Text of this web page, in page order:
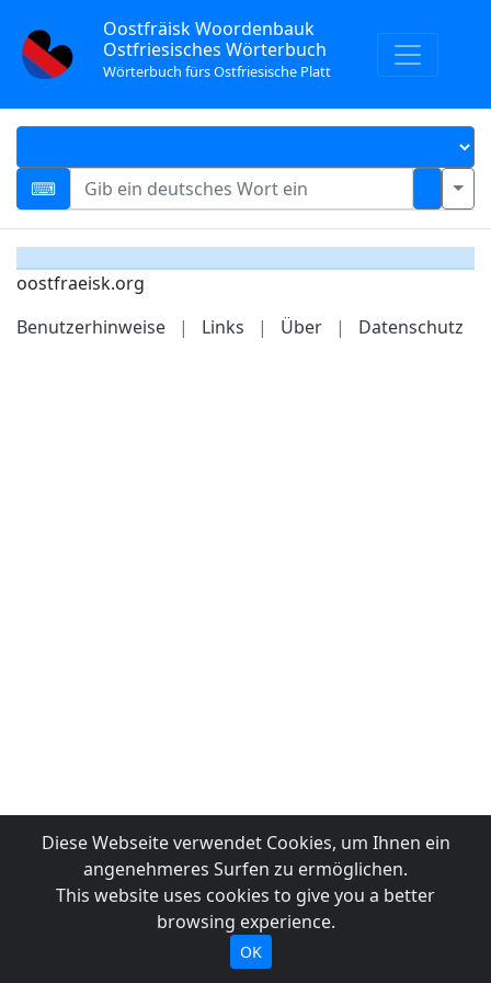
Oostfräisk Woordenbauk
Ostfriesisches Wörterbuch
Wörterbuch fürs Ostfriesische Platt
oostfraeisk.org
Benutzerhinweise
| Links | Über | Datenschutz
Diese Webseite verwendet Cookies, um Ihnen ein
angenehmeres Surfen zu ermöglichen.
This website uses cookies to give you a better
browsing experience.
OK